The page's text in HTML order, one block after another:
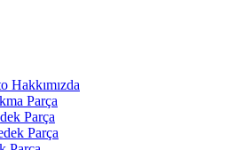
Hakkımızda
Parça
Parça
Parça